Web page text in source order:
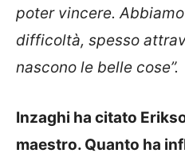
poter vincere.
difficoltà, spesso
nascono le belle cose”.
Inzaghi ha citato
maestro. Quanto ha